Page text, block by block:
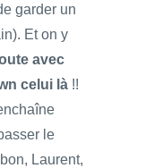
garder un
Et on y
avec
celui là !!
le
Laurent,